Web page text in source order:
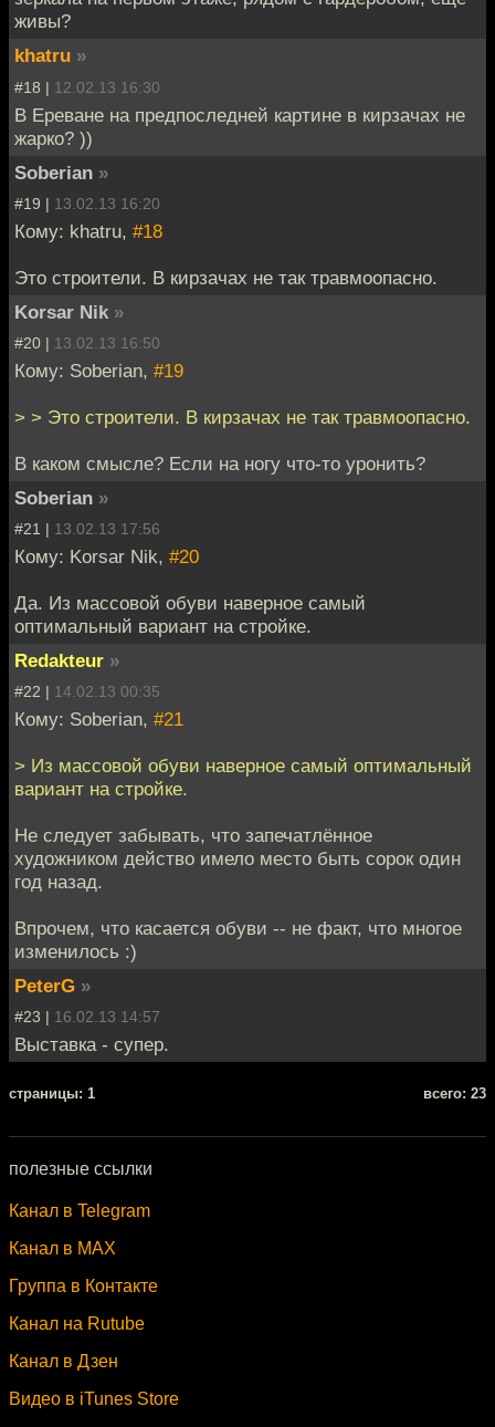
живы?
khatru »
#18 | 12.02.13 16:30
В Ереване на предпоследней картине в кирзачах не
жарко? ))
Soberian »
#19 | 13.02.13 16:20
Кому: khatru, #18
Это строители. В кирзачах не так травмоопасно.
Korsar Nik »
#20 | 13.02.13 16:50
Кому: Soberian, #19
> > Это строители. В кирзачах не так травмоопасно.
В каком смысле? Если на ногу что-то уронить?
Soberian »
#21 | 13.02.13 17:56
Кому: Korsar Nik, #20
Да. Из массовой обуви наверное самый
оптимальный вариант на стройке.
Redakteur »
#22 | 14.02.13 00:35
Кому: Soberian, #21
> Из массовой обуви наверное самый оптимальный
вариант на стройке.
Не следует забывать, что запечатлённое
художником действо имело место быть сорок один
год назад.
Впрочем, что касается обуви -- не факт, что многое
изменилось :)
PeterG »
#23 | 16.02.13 14:57
Выставка - супер.
cтраницы: 1 всего: 23
полезные ссылки
Канал в Telegram
Канал в MAX
Группа в Контакте
Канал на Rutube
Канал в Дзен
Видео в iTunes Store